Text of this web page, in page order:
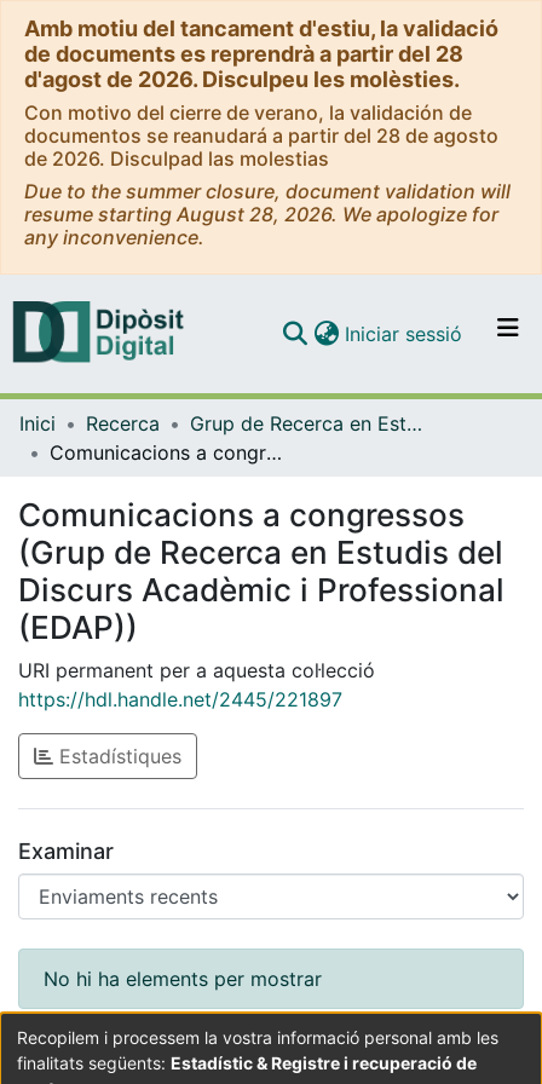
Amb motiu del tancament d'estiu, la validació
de documents es reprendrà a partir del 28
d'agost de 2026. Disculpeu les molèsties.
Con motivo del cierre de verano, la validación de
documentos se reanudará a partir del 28 de agosto
de 2026. Disculpad las molestias
Due to the summer closure, document validation will
resume starting August 28, 2026. We apologize for
any inconvenience.
Navega per tot el DD
Com publicar
Contacte
Iniciar sessió (current)
Inici Recerca
Grup de Recerca en Estudis del Discurs Acadèmic i Professional (EDAP).
Comunicacions a congressos (Grup de Recerca en Estudis del Discurs Acadèmic i Professional (EDAP))
Comunicacions a congressos
(Grup de Recerca en Estudis del
Discurs Acadèmic i Professional
(EDAP))
URI permanent per a aquesta col·lecció
https://hdl.handle.net/2445/221897
Estadístiques
Examinar
Enviaments recents
No hi ha elements per mostrar
Coordinació:CRAI UB Avís legal
Metadades
Recopilem i processem la vostra informació personal amb les
finalitats següents: Estadístic & Registre i recuperació de